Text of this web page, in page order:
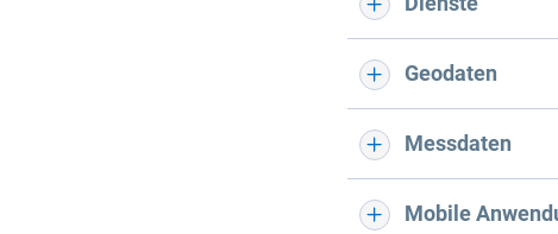
Geodaten
Messdaten
Mobile